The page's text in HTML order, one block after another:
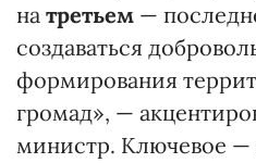
на третьем —
создаваться
формирования
громад», —
министр. Ключевое —